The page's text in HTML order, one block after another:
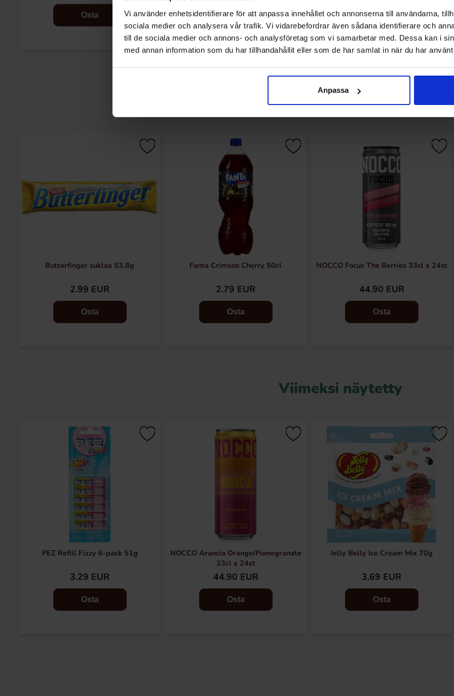
Vi använder enhetsidentifierare för att anpassa innehållet och annonserna till användarna,
sociala medier och analysera vår trafik. Vi vidarebefordrar även sådana identifierare och
till de sociala medier och annons- och analysföretag som vi samarbetar med. Dessa kan i
med annan information som du har tillhandahållit eller som de har samlat in när du har
Anpassa
Osta Osta Osta
Muutkin ostivat
Butterfinger suklaa 53,8g
2.99 EUR
Osta
Fanta Crimson Cherry 50cl
2.79 EUR
Osta
NOCCO Focus The Berries 33cl x 24st
44.90 EUR
Osta
Viimeksi näytetty
PEZ Refill Fizzy 6-pack 51g
3.29 EUR
Osta
NOCCO Arancia Orange/Pomegranate
33cl x 24st
44.90 EUR
Osta
Jelly Belly Ice Cream Mix 70g
3.69 EUR
Osta